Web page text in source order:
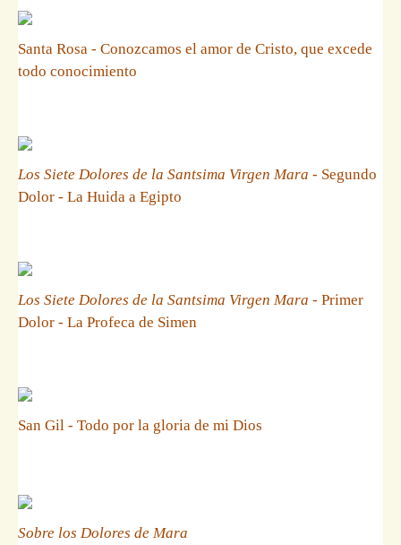
Santa Rosa - Conozcamos el amor de Cristo, que excede
todo conocimiento
Los Siete Dolores de la Santsima Virgen Mara - Segundo
Dolor - La Huida a Egipto
Los Siete Dolores de la Santsima Virgen Mara - Primer
Dolor - La Profeca de Simen
San Gil - Todo por la gloria de mi Dios
Sobre los Dolores de Mara